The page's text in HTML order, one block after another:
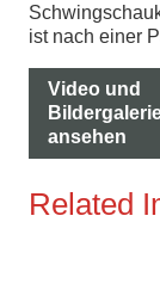
ist nach einer
Video und
ansehen
Related